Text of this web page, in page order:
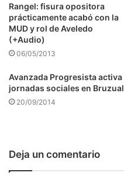
Rangel: fisura opositora
prácticamente acabó con la
MUD y rol de Aveledo
(+Audio)
06/05/2013
Avanzada Progresista activa
jornadas sociales en Bruzual
20/09/2014
Deja un comentario